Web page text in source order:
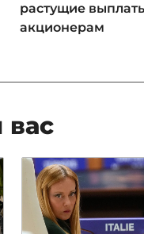
растущие
акционерам
вас